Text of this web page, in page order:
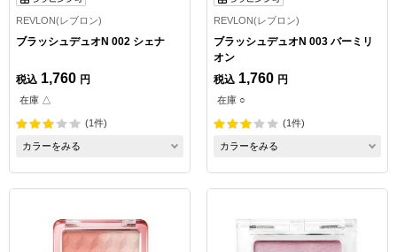
REVLON(レブロン)
ブラッシュデュオN 002 シェナ
税込 1,760 円
在庫 △
(1件)
カラーをみる
REVLON(レブロン)
ブラッシュデュオN 003 バーミリ
オン
税込 1,760 円
在庫 ○
(1件)
カラーをみる